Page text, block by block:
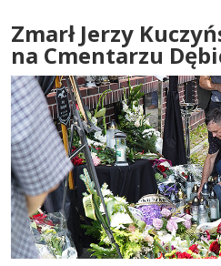
Zmarł Jerzy
na Cmentarzu